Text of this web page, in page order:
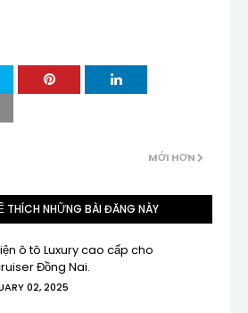
MỚI HƠN
THÍCH NHỮNG BÀI ĐĂNG NÀY
ô tô Luxury cao cấp cho
Đồng Nai.
02, 2025